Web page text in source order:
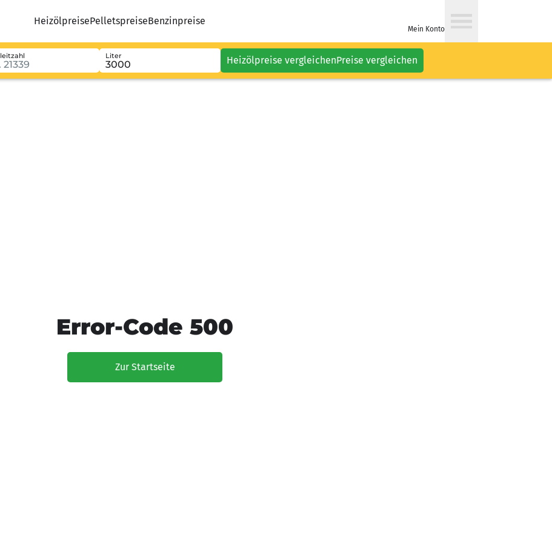
HeizölpreisePelletspreiseBenzinpreise
Mein Konto
Liter Heizölpreise vergleichenPreise vergleichen
Error-Code 500
Zur Startseite